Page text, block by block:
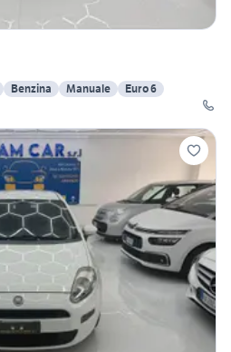
Benzina Manuale
Euro 6